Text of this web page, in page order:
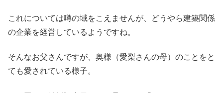
これについては噂の域をこえませんが、どうやら建築関係
の企業を経営しているようですね。
そんなお父さんですが、奥様（愛梨さんの母）のことをと
ても愛されている様子。